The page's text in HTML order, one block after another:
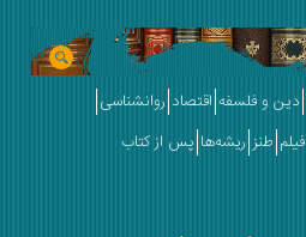
دین و فلسفه اقتصاد روانشناسی
فیلم طنز ریشه‌ها پس از کتاب